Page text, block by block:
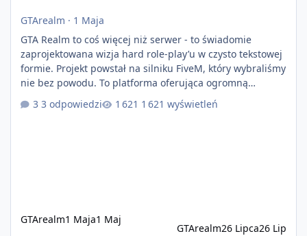
GTArealm · 1 Maja
GTA Realm to coś więcej niż serwer - to świadomie
zaprojektowana wizja hard role-play’u w czysto tekstowej
formie. Projekt powstał na silniku FiveM, który wybraliśmy
nie bez powodu. To platforma oferująca ogromną
elastyczność i znacznie szybszy rozwój systemów niż w
przypadku innych rozwiązań. Usprawniona
3 odpowiedzi 1 621 wyświetleń
GTArealm1 Maja1 Maj
GTArealm26 Lipca26 Lip